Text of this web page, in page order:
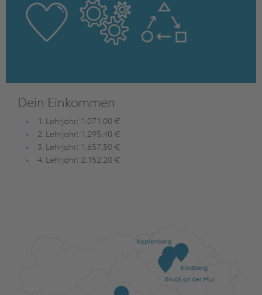
Dein Einkommen
1. Lehrjahr: 1.071,00 €
2. Lehrjahr: 1.295,40 €
3. Lehrjahr: 1.657,50 €
4. Lehrjahr: 2.152,20 €